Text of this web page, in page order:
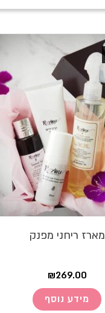
מארז ריחני מפנק
₪269.00
מידע נוסף